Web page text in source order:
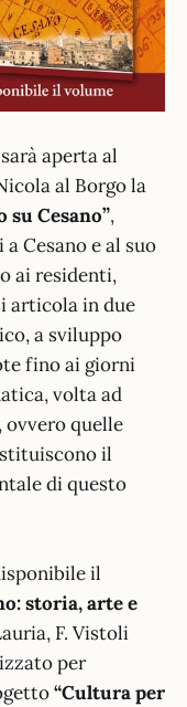
aperta al
al Borgo la
su Cesano”,
Cesano e al suo
ai residenti,
articola in due
a sviluppo
fino ai giorni
volta ad
ovvero quelle
il
di questo
il
storia, arte e
F. Vistoli
per
“Cultura per